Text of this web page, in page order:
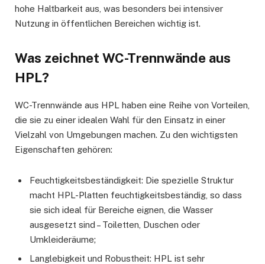
hohe Haltbarkeit aus, was besonders bei intensiver
Nutzung in öffentlichen Bereichen wichtig ist.
Was zeichnet WC-Trennwände aus
HPL?
WC-Trennwände aus HPL haben eine Reihe von Vorteilen,
die sie zu einer idealen Wahl für den Einsatz in einer
Vielzahl von Umgebungen machen. Zu den wichtigsten
Eigenschaften gehören:
Feuchtigkeitsbeständigkeit: Die spezielle Struktur
macht HPL-Platten feuchtigkeitsbeständig, so dass
sie sich ideal für Bereiche eignen, die Wasser
ausgesetzt sind – Toiletten, Duschen oder
Umkleideräume;
Langlebigkeit und Robustheit: HPL ist sehr